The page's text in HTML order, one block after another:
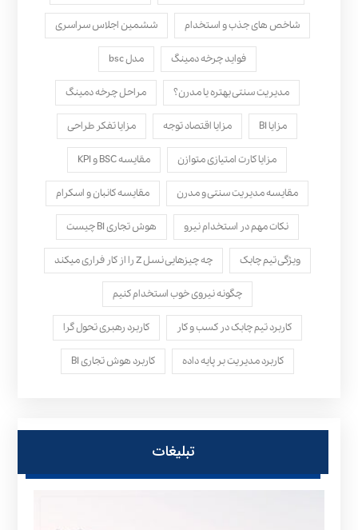
شاخص های جذب و استخدام ششمین اجلاس سراسری
فواید چرخه دمینگ مدل bsc
مدیریت سنتی بهتره یا مدرن؟ مراحل چرخه دمینگ
مزایا BI مزایا اقتصاد توجه مزایا تفکر طراحی
مزایا کارت امتیازی متوازن مقایسه BSC و KPI
مقایسه مدیریت سنتی و مدرن مقایسه کانبان و اسکرام
نکات مهم در استخدام نیرو هوش تجاری BI چیست
ویژگی تیم چابک چه چیزهایی نسل Z را از کار فراری میکند
چگونه نیروی خوب استخدام کنیم
کاربرد تیم چابک در کسب و کار کاربرد رهبری تحول‌ گرا
کاربرد مدیریت بر پایه داده کاربرد هوش تجاری BI
تبلیغات